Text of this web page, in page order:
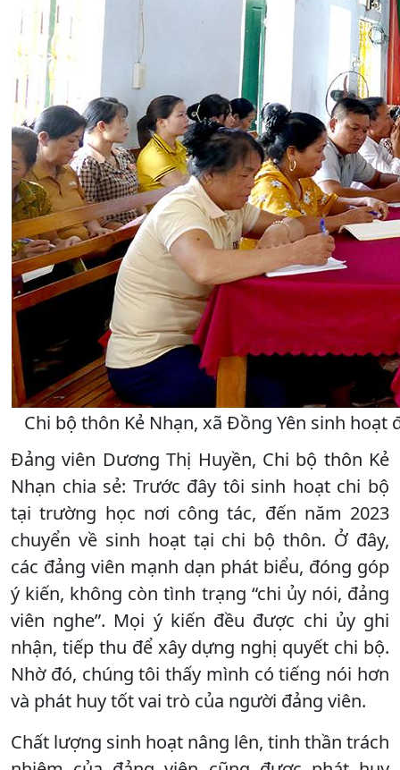
Chi bộ thôn Kẻ Nhạn, xã Đồng Yên sinh
Đảng viên Dương Thị Huyền, Chi bộ thôn Kẻ
Nhạn chia sẻ: Trước đây tôi sinh hoạt chi bộ
tại trường học nơi công tác, đến năm 2023
chuyển về sinh hoạt tại chi bộ thôn. Ở đây,
các đảng viên mạnh dạn phát biểu, đóng góp
ý kiến, không còn tình trạng “chi ủy nói, đảng
viên nghe”. Mọi ý kiến đều được chi ủy ghi
nhận, tiếp thu để xây dựng nghị quyết chi bộ.
Nhờ đó, chúng tôi thấy mình có tiếng nói hơn
và phát huy tốt vai trò của người đảng viên.
Chất lượng sinh hoạt nâng lên, tinh thần trách